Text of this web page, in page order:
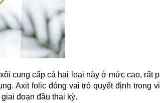
cung cấp cả hai loại này ở mức cao, rất
Axit folic đóng vai trò quyết định trong
đoạn đầu thai kỳ.